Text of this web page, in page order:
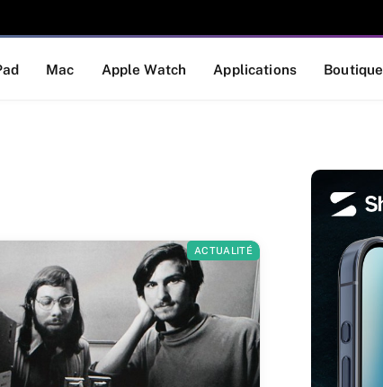
Mac Apple Watch Applications Boutique
ACTUALITÉ